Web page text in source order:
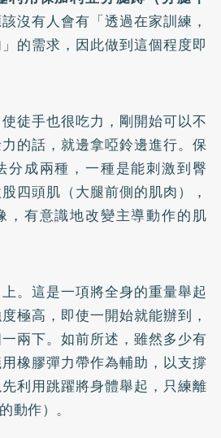
沒有人會有「透過在家訓練，
的需求，因此做到這個程度即
徒手也很吃力，剛開始可以不
的話，就邊拿啞鈴邊進行。保
分成兩種，一種是能刺激到臀
四頭肌（大腿前側的肌肉），
，有意識地改變主導動作的肌
。這是一項將全身的重量舉起
極高，即使一開始就能辦到，
兩下。如前所述，雖然多少有
橡膠彈力帶作為輔助，以支撐
利用跳躍將身體舉起，只練離
動作）。